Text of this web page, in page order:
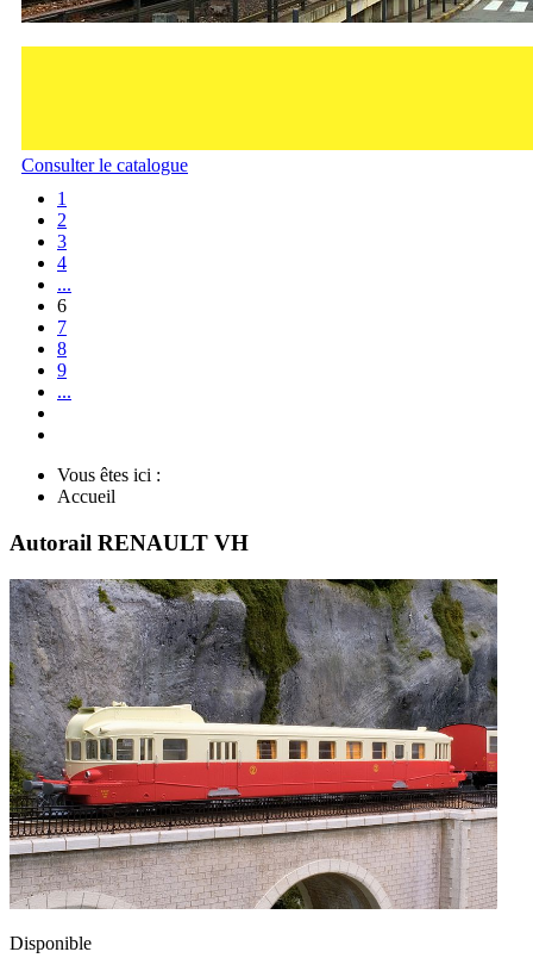
Consulter le catalogue
1
2
3
4
...
6
7
8
9
...
Vous êtes ici :
Accueil
Autorail RENAULT VH
Disponible